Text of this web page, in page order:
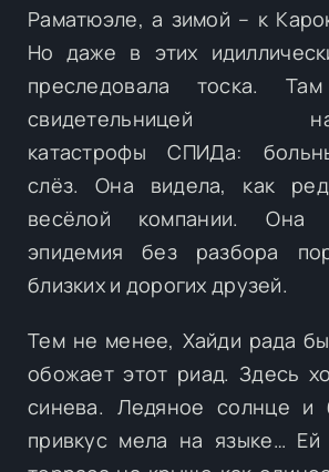
Раматюэле, а зимой – к
Но даже в этих
преследовала тоска.
свидетельницей
катастрофы СПИДа:
слёз. Она видела, как
весёлой компании. Она
эпидемия без разбора
близких и дорогих друзей.
Тем не менее, Хайди рада
обожает этот риад. Здесь
синева. Ледяное солнце и
привкус мела на языке… Ей